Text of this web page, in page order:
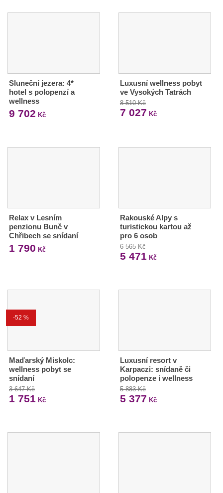
Sluneční jezera: 4*
hotel s polopenzí a
wellness
9 702 Kč
Luxusní wellness pobyt
ve Vysokých Tatrách
8 510 Kč
7 027 Kč
Relax v Lesním
penzionu Bunč v
Chřibech se snídaní
1 790 Kč
Rakouské Alpy s
turistickou kartou až
pro 6 osob
6 565 Kč
5 471 Kč
-52 %
Maďarský Miskolc:
wellness pobyt se
snídaní
3 647 Kč
1 751 Kč
Luxusní resort v
Karpaczi: snídaně či
polopenze i wellness
5 883 Kč
5 377 Kč